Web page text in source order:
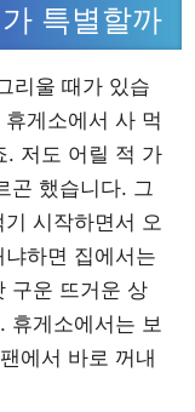
특별할까
리울 때가 있습
게소에서 사 먹
. 저도 어릴 적 가
곤 했습니다. 그
시작하면서 오
하면 집에서는
구운 뜨거운 상
휴게소에서는 보
에서 바로 꺼내